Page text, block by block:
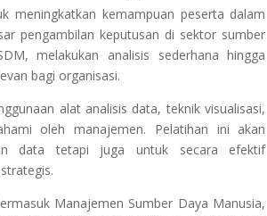
meningkatkan kemampuan peserta dalam
pengambilan keputusan di sektor sumber
melakukan analisis sederhana hingga
bagi organisasi.
alat analisis data, teknik visualisasi,
oleh manajemen. Pelatihan ini akan
data tetapi juga untuk secara efektif
Manajemen Sumber Daya Manusia,